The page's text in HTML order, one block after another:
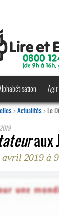
Agir
>Actualités>Le
aux
2019 à